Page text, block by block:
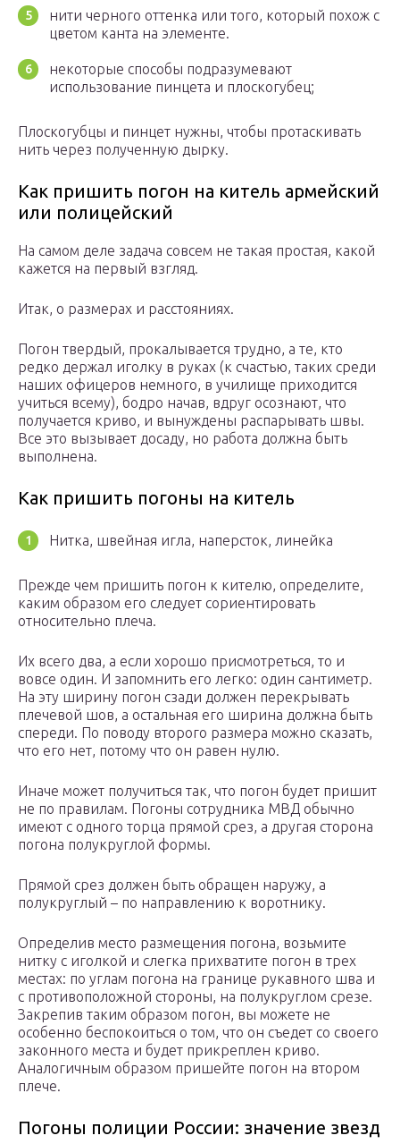
нити черного оттенка или того, который похож с
цветом канта на элементе.
некоторые способы подразумевают
использование пинцета и плоскогубец;
Плоскогубцы и пинцет нужны, чтобы протаскивать
нить через полученную дырку.
Как пришить погон на китель армейский
или полицейский
На самом деле задача совсем не такая простая, какой
кажется на первый взгляд.
Итак, о размерах и расстояниях.
Погон твердый, прокалывается трудно, а те, кто
редко держал иголку в руках (к счастью, таких среди
наших офицеров немного, в училище приходится
учиться всему), бодро начав, вдруг осознают, что
получается криво, и вынуждены распарывать швы.
Все это вызывает досаду, но работа должна быть
выполнена.
Как пришить погоны на китель
Нитка, швейная игла, наперсток, линейка
Прежде чем пришить погон к кителю, определите,
каким образом его следует сориентировать
относительно плеча.
Их всего два, а если хорошо присмотреться, то и
вовсе один. И запомнить его легко: один сантиметр.
На эту ширину погон сзади должен перекрывать
плечевой шов, а остальная его ширина должна быть
спереди. По поводу второго размера можно сказать,
что его нет, потому что он равен нулю.
Иначе может получиться так, что погон будет пришит
не по правилам. Погоны сотрудника МВД обычно
имеют с одного торца прямой срез, а другая сторона
погона полукруглой формы.
Прямой срез должен быть обращен наружу, а
полукруглый – по направлению к воротнику.
Определив место размещения погона, возьмите
нитку с иголкой и слегка прихватите погон в трех
местах: по углам погона на границе рукавного шва и
с противоположной стороны, на полукруглом срезе.
Закрепив таким образом погон, вы можете не
особенно беспокоиться о том, что он съедет со своего
законного места и будет прикреплен криво.
Аналогичным образом пришейте погон на втором
плече.
Погоны полиции России: значение звезд